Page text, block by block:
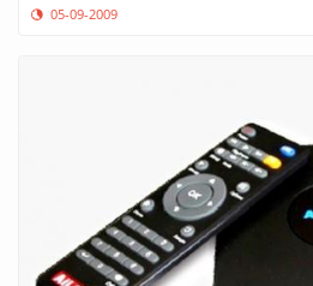
05-09-2009